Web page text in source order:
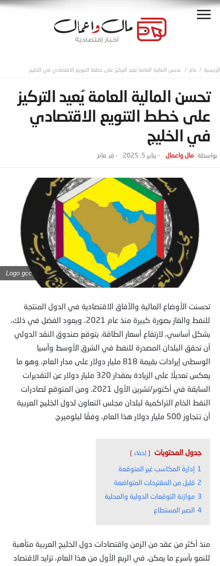
عام تحسن المالية العامة يُعيد التركيز على خطط التنويع الاقتصادي في الخليج
تحسن المالية العامة يُعيد التركيز
على خطط التنويع الاقتصادي
في الخليج
مال واعمال - يناير 5, 2025 - ‎في عام
Logo gcc
تحسنت الأوضاع المالية والآفاق الاقتصادية في الدول المنتجة
للنفط والغاز بصورة كبيرة منذ عام 2021، ويعود الفضل في ذلك،
بشكل أساسي، لارتفاع أسعار الطاقة. يتوقع صندوق النقد الدولي
أن تحقق البلدان المصدرة للنفط في الشرق الأوسط وآسيا
الوسطى إيرادات بقيمة 818 مليار دولار على مدار العام، وهو ما
يعكس تعديلًا على الزيادة بمقدار 320 مليار دولار عن التقديرات
السابقة في أكتوبر/تشرين الأول 2021. ومن المتوقع لصادرات
النفط الخام التراكمية لبلدان مجلس التعاون لدول الخليج العربية
أن تتجاوز 500 مليار دولار هذا العام، وفقًا لبلومبرج.
جدول المحتويات إخفاء
1 إدارة المكاسب غير المتوقعة
2 قليل من المقترحات المتواضعة
3 موازنة التوقعات الدولية والمحلية
4 الصبر المستطاع
منذ أكثر من عقد من الزمن واقتصادات دول الخليج العربية متأهبة
للنمو بأسرع ما يمكن. في الربع الأول من هذا العام، تزايد الاقتصاد